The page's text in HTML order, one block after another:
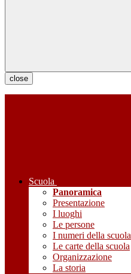
close
Scuola
Panoramica
Presentazione
I luoghi
Le persone
I numeri della scuola
Le carte della scuola
Organizzazione
La storia